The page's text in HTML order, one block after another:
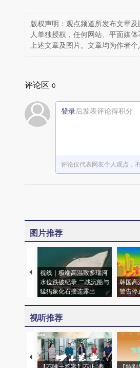
版权声明：观点频道所发布文章
人单独授权，任何网站、平面媒
上述文章及图片。文章均为作者个
评论区 0
登录后发表评论得积分
评论仅代表网友个人观点，
图片推荐
视线｜极端高温致多瑙河
水位跌破纪录 二战沉船与
猛犸象化石接连露出
韩国高
警告停
视听推荐